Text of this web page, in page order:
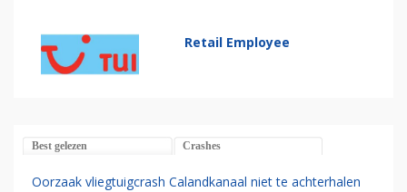
Retail Employee
Best gelezen Crashes
Oorzaak vliegtuigcrash Calandkanaal niet te achterhalen